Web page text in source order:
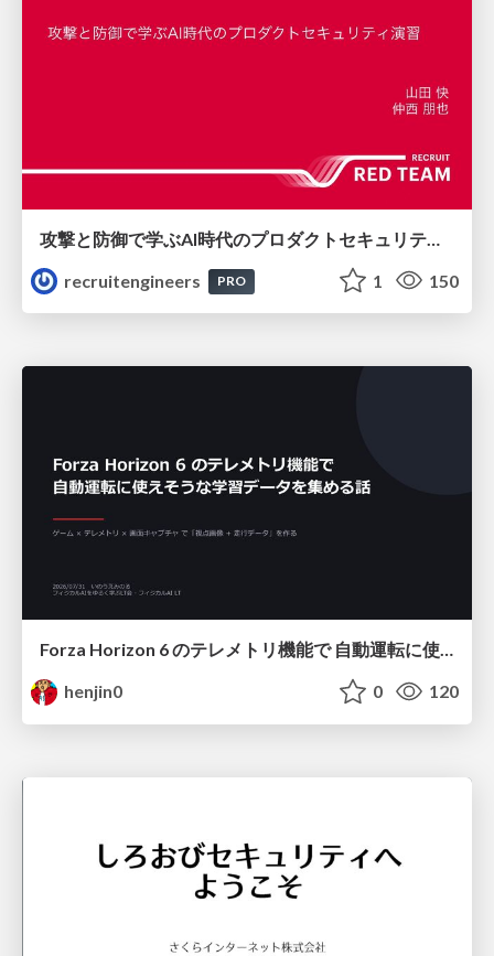
recruitengineers
PRO 1 150
Forza Horizon 6 のテレメトリ機能で 自動運転に使えそうな学習データを集める話
henjin0
0 120